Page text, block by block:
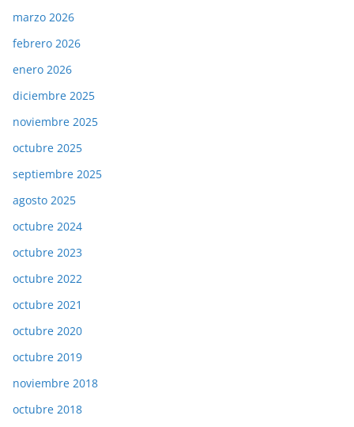
marzo 2026
febrero 2026
enero 2026
diciembre 2025
noviembre 2025
octubre 2025
septiembre 2025
agosto 2025
octubre 2024
octubre 2023
octubre 2022
octubre 2021
octubre 2020
octubre 2019
noviembre 2018
octubre 2018